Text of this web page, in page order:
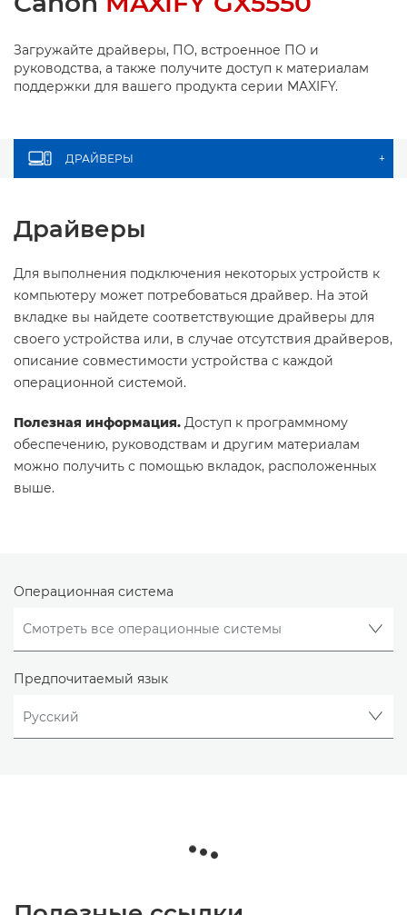
Загружайте драйверы, ПО, встроенное ПО и
руководства, а также получите доступ к материалам
поддержки для вашего продукта серии MAXIFY.
ДРАЙВЕРЫ +
Драйверы
Для выполнения подключения некоторых устройств к
компьютеру может потребоваться драйвер. На этой
вкладке вы найдете соответствующие драйверы для
своего устройства или, в случае отсутствия драйверов,
описание совместимости устройства с каждой
операционной системой.
Полезная информация. Доступ к программному
обеспечению, руководствам и другим материалам
можно получить с помощью вкладок, расположенных
выше.
Операционная система
Предпочитаемый язык